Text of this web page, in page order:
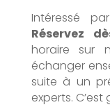
Intéressé
Réservez
horaire sur
échanger
suite à un
experts.